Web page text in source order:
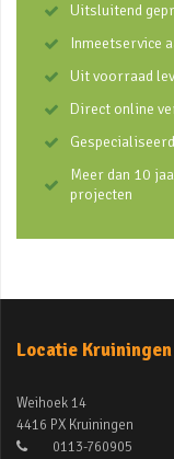
Uitsluitend
Inmeetservice
Uit voorraad
Direct online
Meer dan 10
projecten
Locatie Kruiningen
Weihoek 14
4416 PX Kruiningen
0113-760905